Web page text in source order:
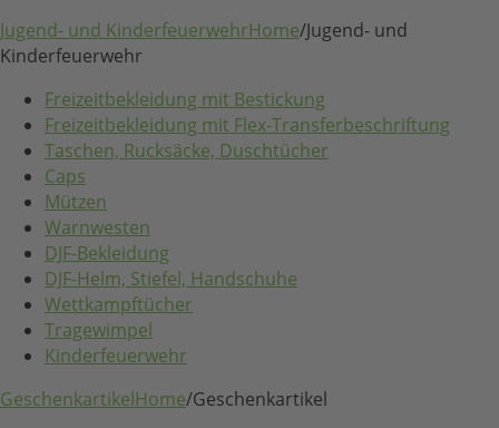
Jugend- und KinderfeuerwehrHome/Jugend- und
Kinderfeuerwehr
Freizeitbekleidung mit Bestickung
Freizeitbekleidung mit Flex-Transferbeschriftung
Taschen, Rucksäcke, Duschtücher
Caps
Mützen
Warnwesten
DJF-Bekleidung
DJF-Helm, Stiefel, Handschuhe
Wettkampftücher
Tragewimpel
Kinderfeuerwehr
GeschenkartikelHome/Geschenkartikel